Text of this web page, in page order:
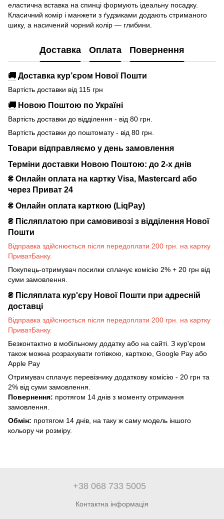
еластична вставка на спинці формують ідеальну посадку.
Класичний комір і манжети з ґудзиками додають стриманого
шику, а насичений чорний колір — глибини.
Доставка Оплата Повернення
🚚 Доставка кур’єром Нової Пошти
Вартість доставки від 115 грн
🚚 Новою Поштою по Україні
Вартість доставки до відділення - від 80 грн.
Вартість доставки до поштомату - від 80 грн.
Товари відправляємо у день замовлення
Терміни доставки Новою Поштою: до 2-х днів
₴ Онлайн оплата на картку Visa, Mastercard або
через Приват 24
₴ Онлайн оплата карткою (LiqPay)
₴ Післяплатою при самовивозі з відділення Нової
Пошти
Відправка здійснюється після передоплати 200 грн. на картку
ПриватБанку.
Покупець-отримувач посилки сплачує комісію 2% + 20 грн від
суми замовлення.
₴ Післяплата кур'єру Нової Пошти при адресній
доставці
Відправка здійснюється після передоплати 200 грн. на картку
ПриватБанку.
Безконтактно в мобільному додатку або на сайті. З кур'єром
також можна розрахувати готівкою, карткою, Google Pay або
Apple Pay
Отримувач сплачує перевізнику додаткову комісію - 20 грн та
2% від суми замовлення.
Повернення: протягом 14 днів з моменту отримання
замовлення.
Обмін: протягом 14 днів, на таку ж саму модель іншого
кольору чи розміру.
+38 068 733 5005
Контактна інформація